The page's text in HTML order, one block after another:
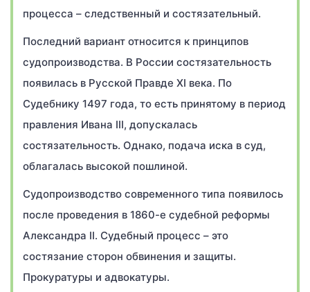
процесса – следственный и состязательный.
Последний вариант относится к принципов
судопроизводства. В России состязательность
появилась в Русской Правде XI века. По
Судебнику 1497 года, то есть принятому в период
правления Ивана III, допускалась
состязательность. Однако, подача иска в суд,
облагалась высокой пошлиной.
Судопроизводство современного типа появилось
после проведения в 1860-е судебной реформы
Александра II. Судебный процесс – это
состязание сторон обвинения и защиты.
Прокуратуры и адвокатуры.